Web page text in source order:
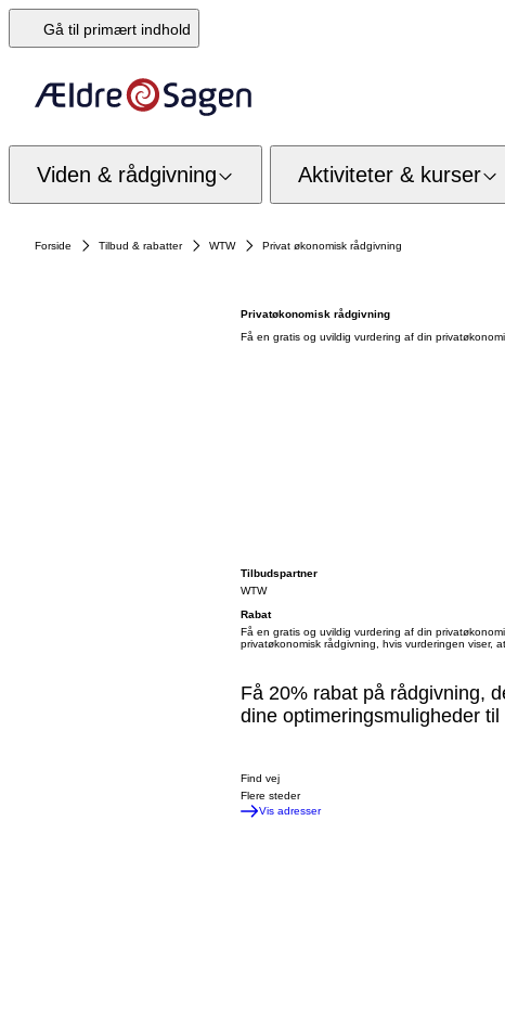
Gå til primært indhold
Viden & rådgivning Aktiviteter & kurser
Forside Tilbud & rabatter WTW Privat økonomisk rådgivning
Privatøkonomisk rådgivning
Få en gratis og uvildig vurdering af din
Tilbudspartner
WTW
Rabat
Få en gratis og uvildig vurdering af din
privatøkonomisk rådgivning, hvis vurderingen viser,
Få 20% rabat på rådgivning,
dine optimeringsmuligheder
Find vej
Flere steder
Vis adresser